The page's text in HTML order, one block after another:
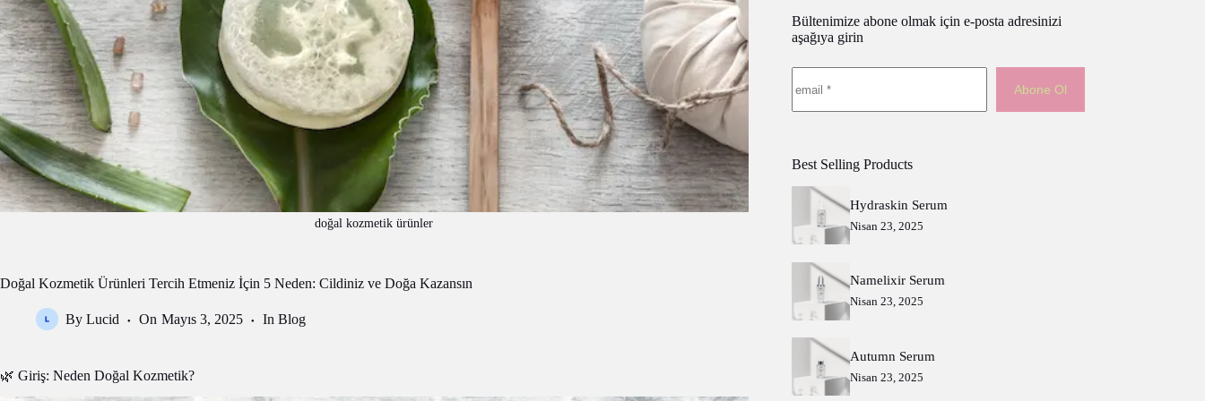
doğal kozmetik ürünler
Doğal Kozmetik Ürünleri Tercih Etmeniz İçin 5 Neden: Cildiniz ve Doğa Kazansın
By Lucid On Mayıs 3, 2025 In Blog
🌿 Giriş: Neden Doğal Kozmetik?
Bültenimize abone olmak için e-posta adresinizi
aşağıya girin
Abone Ol
Best Selling Products
Hydraskin Serum
Nisan 23, 2025
Namelixir Serum
Nisan 23, 2025
Autumn Serum
Nisan 23, 2025